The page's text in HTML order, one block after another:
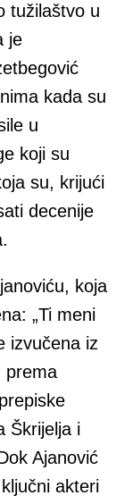
tužilaštvo u
je
kada su
u
koji su
su, krijući
decenije
koja
„Ti meni
izvučena iz
prema
Škrijelja i
Ajanović
akteri